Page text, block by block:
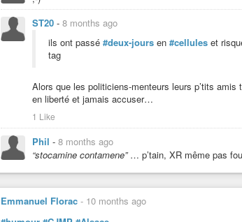
ST20 - 8 months ago
ils ont passé #deux-jours en #cellules et
tag
Alors que les politiciens-menteurs leurs p’tits
en liberté et jamais accuser…
1 Like
Phil - 8 months ago
“stocamine contamene”… p’tain, XR même pas
Emmanuel Florac - 10 months ago